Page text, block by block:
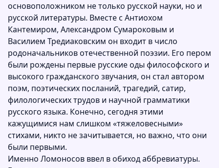
основоположником не только русской науки, но и
русской литературы. Вместе с Антиохом
Кантемиром, Александром Сумароковым и
Василием Тредиаковским он входит в число
родоначальников отечественной поэзии. Его пером
были рождены первые русские оды философского и
высокого гражданского звучания, он стал автором
поэм, поэтических посланий, трагедий, сатир,
филологических трудов и научной грамматики
русского языка. Конечно, сегодня этими
кажущимися нам слишком «тяжеловесными»
стихами, никто не зачитывается, но важно, что они
были первыми.
Именно Ломоносов ввел в обиход аббревиатуры.